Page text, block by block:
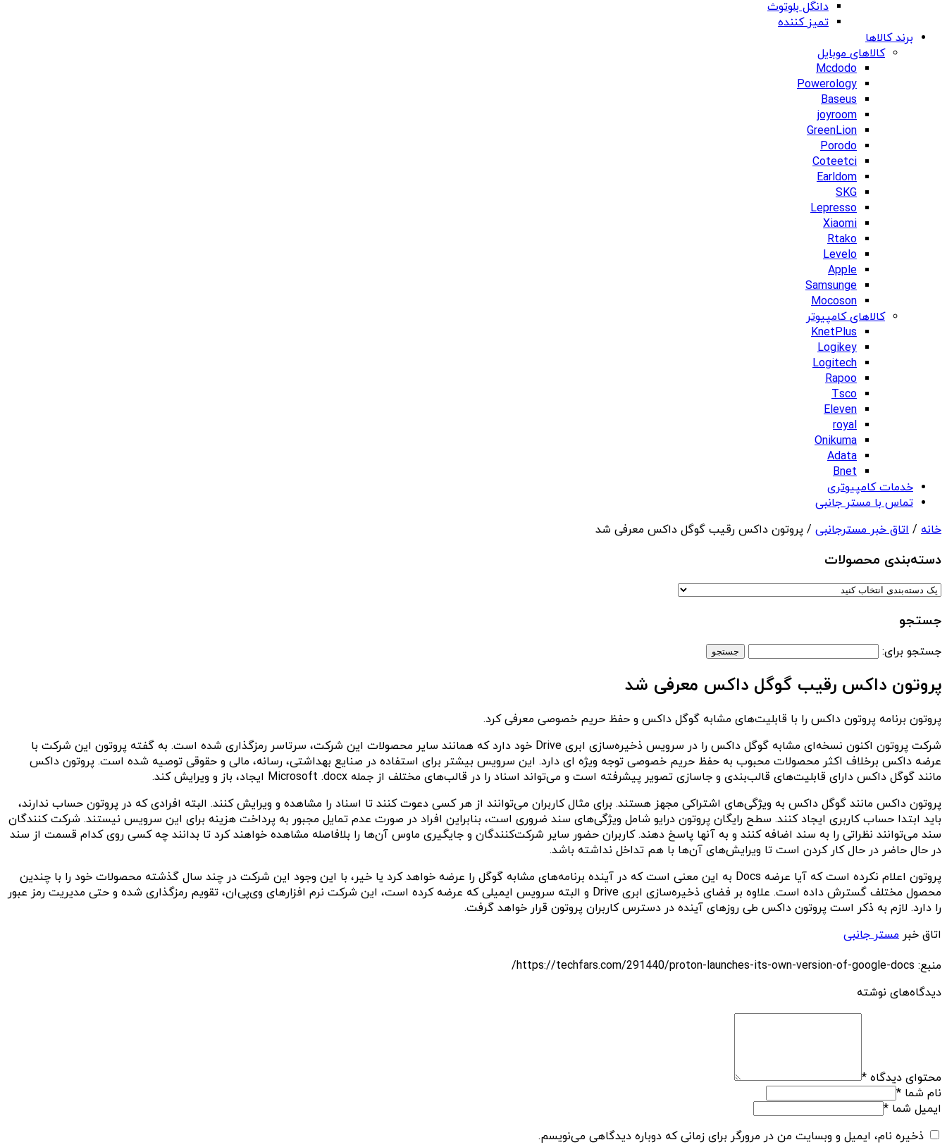
دانگل بلوتوث
تمیز کننده
برند کالاها
کالاهای موبایل
Mcdodo
Powerology
Baseus
joyroom
GreenLion
Porodo
Coteetci
Earldom
SKG
Lepresso
Xiaomi
Rtako
Levelo
Apple
Samsunge
Mocoson
کالاهای کامپیوتر
KnetPlus
Logikey
Logitech
Rapoo
Tsco
Eleven
royal
Onikuma
Adata
Bnet
خدمات کامپیوتری
تماس با مستر جانبی
خانه / اتاق خبر مسترجانبی / پروتون داکس رقیب گوگل داکس معرفی شد
دسته‌بندی‌ محصولات
جستجو
جستجو برای:
پروتون داکس رقیب گوگل داکس معرفی شد
پروتون برنامه پروتون داکس را با قابلیت‌های مشابه گوگل داکس و حفظ حریم خصوصی معرفی کرد.
شرکت پروتون اکنون نسخه‌ای مشابه گوگل داکس را در سرویس ذخیره‌سازی ابری Drive خود دارد که همانند سایر محصولات این شرکت، سرتاسر رمزگذاری شده است. به گفته پروتون این شرکت با
عرضه داکس برخلاف اکثر محصولات محبوب به حفظ حریم خصوصی توجه ویژه ای دارد. این سرویس بیشتر برای استفاده در صنایع بهداشتی، رسانه، مالی و حقوقی توصیه شده است. پروتون داکس
مانند گوگل داکس دارای قابلیت‌های قالب‌بندی و جاسازی تصویر پیشرفته است و می‌تواند اسناد را در قالب‌های مختلف از جمله Microsoft .docx ایجاد، باز و ویرایش کند.
پروتون داکس مانند گوگل داکس به ویژگی‌های اشتراکی مجهز هستند. برای مثال کاربران می‌توانند از هر کسی دعوت کنند تا اسناد را مشاهده و ویرایش کنند. البته افرادی که در پروتون حساب ندارند،
باید ابتدا حساب کاربری ایجاد کنند. سطح رایگان پروتون درایو شامل ویژگی‌های سند ضروری است، بنابراین افراد در صورت عدم تمایل مجبور به پرداخت هزینه برای این سرویس نیستند. شرکت کنندگان
سند می‌‎توانند نظراتی را به سند اضافه کنند و به آنها پاسخ دهند. کاربران حضور سایر شرکت‌کنندگان و جایگیری ماوس آن‌ها را بلافاصله مشاهده خواهند کرد تا بدانند چه کسی روی کدام قسمت از سند
در حال حاضر در حال کار کردن است تا ویرایش‌های آن‌ها با هم تداخل نداشته باشد.
پروتون اعلام نکرده است که آیا عرضه Docs به این معنی است که در آینده برنامه‌های مشابه گوگل را عرضه خواهد کرد یا خیر، با این وجود این شرکت در چند سال گذشته محصولات خود را با چندین
محصول مختلف گسترش داده است. علاوه بر فضای ذخیره‌سازی ابری Drive و البته سرویس ایمیلی که عرضه کرده است، این شرکت نرم افزارهای وی‌پی‌ان، تقویم رمزگذاری شده و حتی مدیریت رمز عبور
را دارد. لازم به ذکر است پروتون داکس طی روزهای آینده در دسترس کاربران پروتون قرار خواهد گرفت.
اتاق خبر مستر جانبی
منبع: https://techfars.com/291440/proton-launches-its-own-version-of-google-docs/
دیدگاه‌های نوشته
محتوای دیدگاه *
نام شما *
ایمیل شما *
ذخیره نام، ایمیل و وبسایت من در مرورگر برای زمانی که دوباره دیدگاهی می‌نویسم.